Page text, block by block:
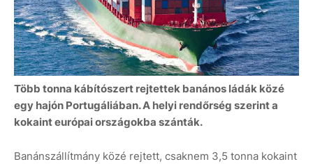
Több tonna kábítószert rejtettek banános ládák közé
egy hajón Portugáliában. A helyi rendőrség szerint a
kokaint európai országokba szánták.
Banánszállítmány közé rejtett, csaknem 3,5 tonna kokaint